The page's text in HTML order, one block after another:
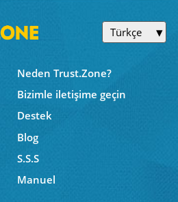
Türkçe
Neden Trust.Zone?
Bizimle iletişime geçin
Destek
Blog
S.S.S
Manuel